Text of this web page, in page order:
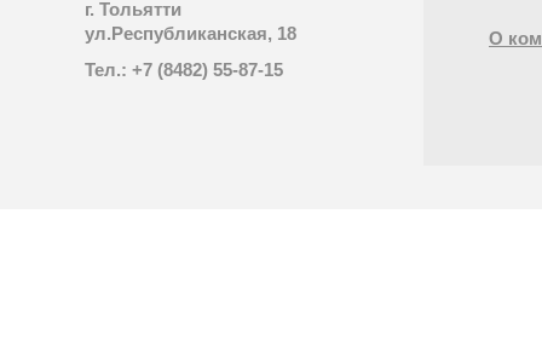
г. Тольятти
ул.Республиканская, 18
Тел.: +7 (8482) 55-87-15
О